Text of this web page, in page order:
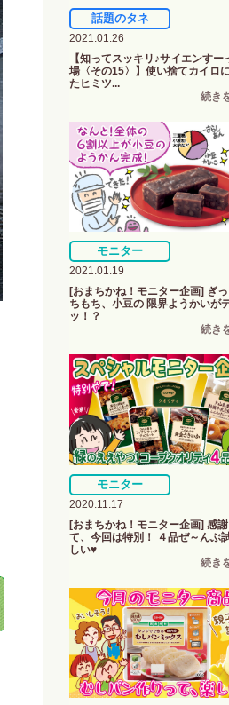
話題のタネ
2021.01.26
【知ってスッキリ♪サイエンすー
場〈その15〉】使い捨てカイロ
たヒミツ...
モニター
2021.01.19
[おまちかね！モニター企画] ぎ
ちもち、小豆の 限界ようかいが
ッ！？
モニター
2020.11.17
[おまちかね！モニター企画] 感
て、今回は特別！ ４品ぜ～んぶ
しい♥